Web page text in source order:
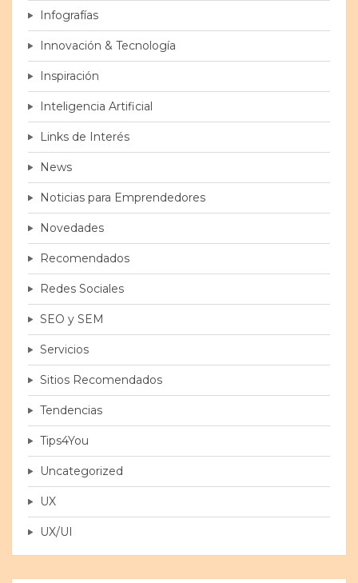
Infografías
Innovación & Tecnología
Inspiración
Inteligencia Artificial
Links de Interés
News
Noticias para Emprendedores
Novedades
Recomendados
Redes Sociales
SEO y SEM
Servicios
Sitios Recomendados
Tendencias
Tips4You
Uncategorized
UX
UX/UI